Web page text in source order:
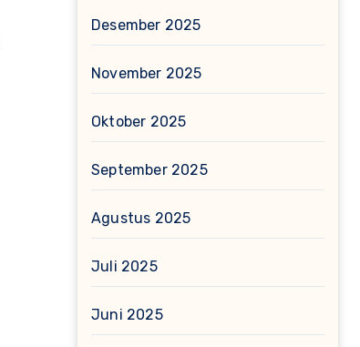
Desember 2025
November 2025
Oktober 2025
September 2025
Agustus 2025
Juli 2025
Juni 2025